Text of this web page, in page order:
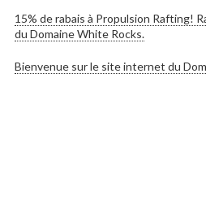
15% de rabais à Propulsion Rafting!
du Domaine White Rocks.
Bienvenue sur le site internet du